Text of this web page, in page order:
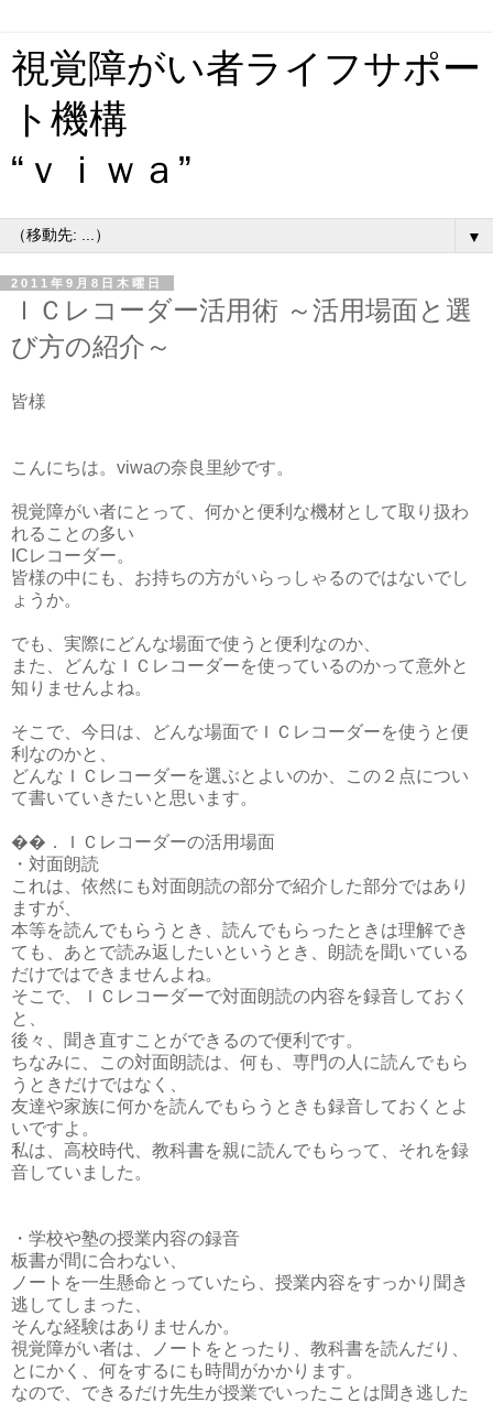
視覚障がい者ライフサポー
ト機構
“ｖｉｗａ”
▼
2011年9月8日木曜日
ＩＣレコーダー活用術 ～活用場面と選
び方の紹介～
皆様
こんにちは。viwaの奈良里紗です。
視覚障がい者にとって、何かと便利な機材として取り扱わ
れることの多い
ICレコーダー。
皆様の中にも、お持ちの方がいらっしゃるのではないでし
ょうか。
でも、実際にどんな場面で使うと便利なのか、
また、どんなＩＣレコーダーを使っているのかって意外と
知りませんよね。
そこで、今日は、どんな場面でＩＣレコーダーを使うと便
利なのかと、
どんなＩＣレコーダーを選ぶとよいのか、この２点につい
て書いていきたいと思います。
��．ＩＣレコーダーの活用場面
・対面朗読
これは、依然にも対面朗読の部分で紹介した部分ではあり
ますが、
本等を読んでもらうとき、読んでもらったときは理解でき
ても、あとで読み返したいというとき、朗読を聞いている
だけではできませんよね。
そこで、ＩＣレコーダーで対面朗読の内容を録音しておく
と、
後々、聞き直すことができるので便利です。
ちなみに、この対面朗読は、何も、専門の人に読んでもら
うときだけではなく、
友達や家族に何かを読んでもらうときも録音しておくとよ
いですよ。
私は、高校時代、教科書を親に読んでもらって、それを録
音していました。
・学校や塾の授業内容の録音
板書が間に合わない、
ノートを一生懸命とっていたら、授業内容をすっかり聞き
逃してしまった、
そんな経験はありませんか。
視覚障がい者は、ノートをとったり、教科書を読んだり、
とにかく、何をするにも時間がかかります。
なので、できるだけ先生が授業でいったことは聞き逃した